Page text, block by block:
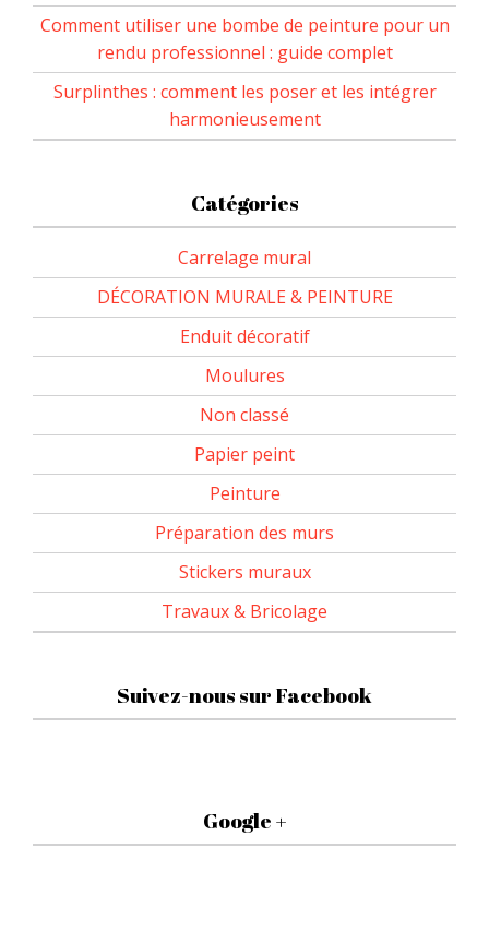
Comment utiliser une bombe de peinture pour un
rendu professionnel : guide complet
Surplinthes : comment les poser et les intégrer
harmonieusement
Catégories
Carrelage mural
DÉCORATION MURALE & PEINTURE
Enduit décoratif
Moulures
Non classé
Papier peint
Peinture
Préparation des murs
Stickers muraux
Travaux & Bricolage
Suivez-nous sur Facebook
Google +